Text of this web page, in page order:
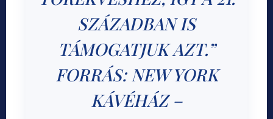
SZÁZADBAN IS
TÁMOGATJUK AZT.”
FORRÁS: NEW YORK
KÁVÉHÁZ –